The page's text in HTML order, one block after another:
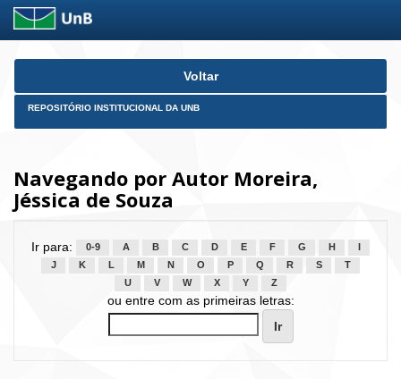
Skip
Voltar
REPOSITÓRIO INSTITUCIONAL DA UNB
Navegando por Autor Moreira,
Jéssica de Souza
Ir para: 0-9 A B C D E F G H
J
K L M N O P Q R S
T
U
V W X Y Z
ou entre com as primeiras letras: